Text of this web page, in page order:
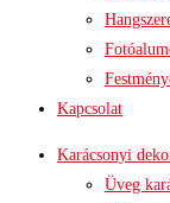
Kapcsolat
Karácsonyi
Üveg